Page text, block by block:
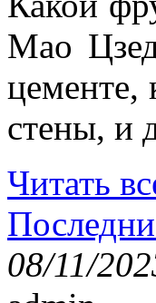
Мао
цементе,
стены, и
Читать
08/11/